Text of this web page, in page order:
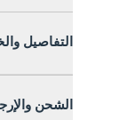
التفاصيل
الشحن